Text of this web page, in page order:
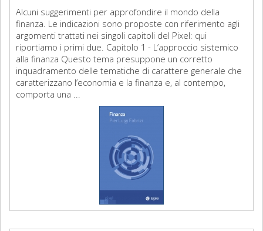
Alcuni suggerimenti per approfondire il mondo della
finanza. Le indicazioni sono proposte con riferimento agli
argomenti trattati nei singoli capitoli del Pixel: qui
riportiamo i primi due. Capitolo 1 - L’approccio sistemico
alla finanza Questo tema presuppone un corretto
inquadramento delle tematiche di carattere generale che
caratterizzano l’economia e la finanza e, al contempo,
comporta una ...